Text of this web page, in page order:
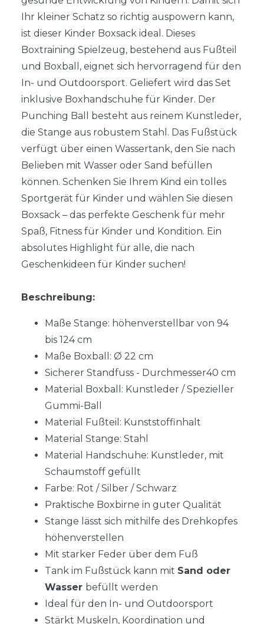
Ihr kleiner Schatz so richtig auspowern kann,
ist dieser Kinder Boxsack ideal. Dieses
Boxtraining Spielzeug, bestehend aus Fußteil
und Boxball, eignet sich hervorragend für den
In- und Outdoorsport. Geliefert wird das Set
inklusive Boxhandschuhe für Kinder. Der
Punching Ball besteht aus reinem Kunstleder,
die Stange aus robustem Stahl. Das Fußstück
verfügt über einen Wassertank, den Sie nach
Belieben mit Wasser oder Sand befüllen
können. Schenken Sie Ihrem Kind ein tolles
Sportgerät für Kinder und wählen Sie diesen
Boxsack – das perfekte Geschenk für mehr
Spaß, Fitness für Kinder und Kondition. Ein
absolutes Highlight für alle, die nach
Geschenkideen für Kinder suchen!
Beschreibung:
Maße Stange: höhenverstellbar von 94
bis 124 cm
Maße Boxball: Ø 22 cm
Sicherer Standfuss - Durchmesser40 cm
Material Boxball: Kunstleder / Spezieller
Gummi-Ball
Material Fußteil: Kunststoffinhalt
Material Stange: Stahl
Material Handschuhe: Kunstleder, mit
Schaumstoff gefüllt
Farbe: Rot / Silber / Schwarz
Praktische Boxbirne in guter Qualität
Stange lässt sich mithilfe des Drehkopfes
höhenverstellen
Mit starker Feder über dem Fuß
Tank im Fußstück kann mit Sand oder
Wasser befüllt werden
Ideal für den In- und Outdoorsport
Stärkt Muskeln, Koordination und